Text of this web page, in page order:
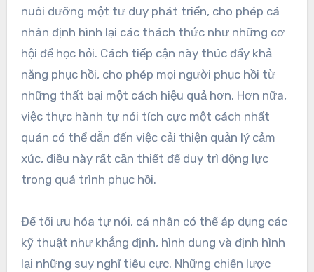
nuôi dưỡng một tư duy phát triển, cho phép cá
nhân định hình lại các thách thức như những cơ
hội để học hỏi. Cách tiếp cận này thúc đẩy khả
năng phục hồi, cho phép mọi người phục hồi từ
những thất bại một cách hiệu quả hơn. Hơn nữa,
việc thực hành tự nói tích cực một cách nhất
quán có thể dẫn đến việc cải thiện quản lý cảm
xúc, điều này rất cần thiết để duy trì động lực
trong quá trình phục hồi.
Để tối ưu hóa tự nói, cá nhân có thể áp dụng các
kỹ thuật như khẳng định, hình dung và định hình
lại những suy nghĩ tiêu cực. Những chiến lược